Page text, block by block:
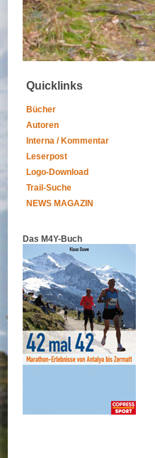
Quicklinks
Bücher
Autoren
Interna / Kommentar
Leserpost
Logo-Download
Trail-Suche
NEWS MAGAZIN
Das M4Y-Buch